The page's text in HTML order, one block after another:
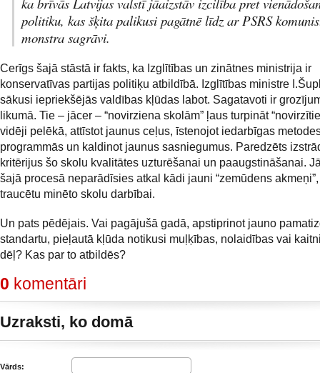
politiku, kas šķita palikusi pagātnē līdz ar PSRS
monstra sagrāvi.
Cerīgs šajā stāstā ir fakts, ka Izglītības un zinātnes ministrija ir
konservatīvas partijas politiķu atbildībā. Izglītības ministre
sākusi iepriekšējās valdības kļūdas labot. Sagatavoti ir
likumā. Tie – jācer – “novirziena skolām” ļaus turpināt
vidēji pelēkā, attīstot jaunus ceļus, īstenojot iedarbīgas
programmās un kaldinot jaunus sasniegumus. Paredzēts
kritērijus šo skolu kvalitātes uzturēšanai un paaugstināšanai.
šajā procesā neparādīsies atkal kādi jauni “zemūdens
traucētu minēto skolu darbībai.
Un pats pēdējais. Vai pagājušā gadā, apstiprinot jauno
standartu, pieļautā kļūda notikusi muļķības, nolaidības vai
dēļ? Kas par to atbildēs?
0 komentāri
Uzraksti, ko domā
Vārds: